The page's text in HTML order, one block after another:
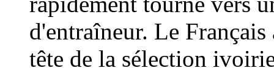
d'entraîneur. Le
tête de la sélection